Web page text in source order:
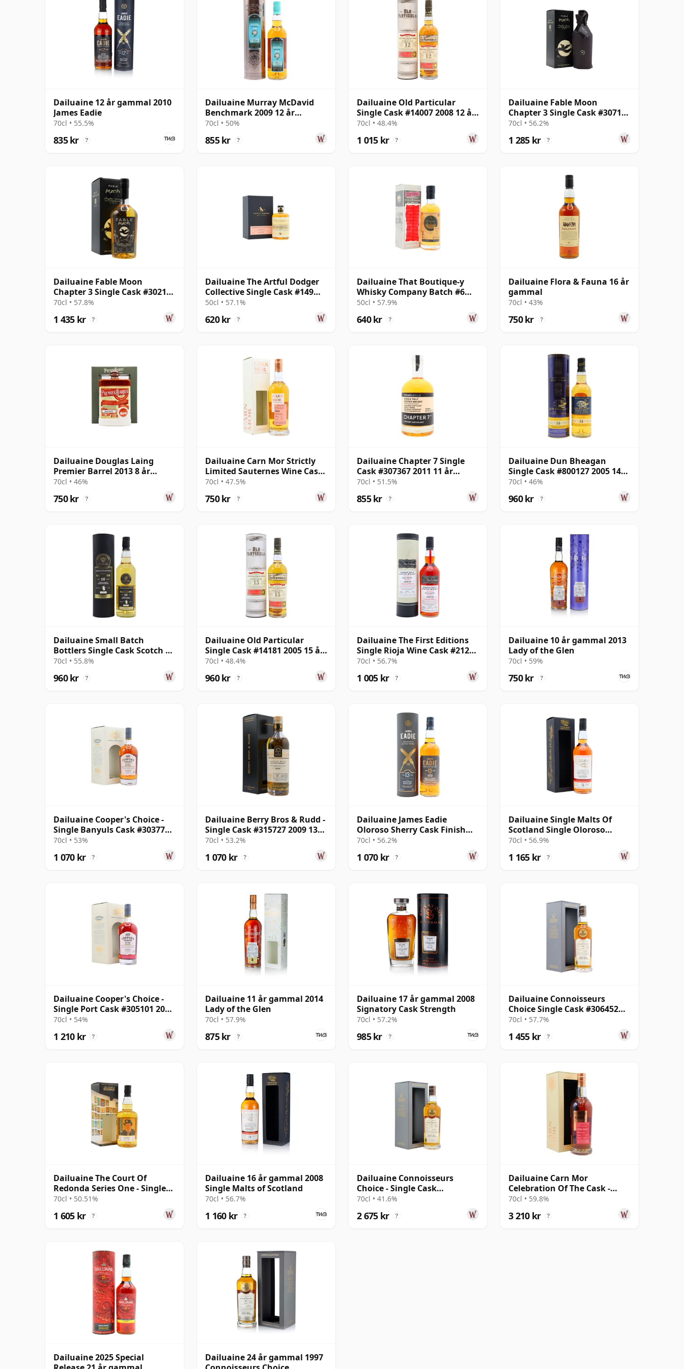
Dailuaine 12 år gammal 2010
James Eadie
70cl • 55.5%
835 kr ?
Dailuaine Murray McDavid
Benchmark 2009 12 år
gammal
70cl • 50%
855 kr ?
Dailuaine Old Particular
Single Cask #14007 2008 12 år
gammal
70cl • 48.4%
1 015 kr ?
Dailuaine Fable Moon
Chapter 3 Single Cask #307138
2009 12 år gammal
70cl • 56.2%
1 285 kr ?
Dailuaine Fable Moon
Chapter 3 Single Cask #302169
2010 12 år gammal
70cl • 57.8%
1 435 kr ?
Dailuaine The Artful Dodger
Collective Single Cask #149
2007 16 år gammal
50cl • 57.1%
620 kr ?
Dailuaine That Boutique-y
Whisky Company Batch #6
Single Mal 2015 6 år gammal
50cl • 57.9%
640 kr ?
Dailuaine Flora & Fauna 16 år
gammal
70cl • 43%
750 kr ?
Dailuaine Douglas Laing
Premier Barrel 2013 8 år
gammal
70cl • 46%
750 kr ?
Dailuaine Carn Mor Strictly
Limited Sauternes Wine Cask
Fini 2012 9 år gammal
70cl • 47.5%
750 kr ?
Dailuaine Chapter 7 Single
Cask #307367 2011 11 år
gammal
70cl • 51.5%
855 kr ?
Dailuaine Dun Bheagan
Single Cask #800127 2005 14
år gammal
70cl • 46%
960 kr ?
Dailuaine Small Batch
Bottlers Single Cask Scotch 10
år gammal
70cl • 55.8%
960 kr ?
Dailuaine Old Particular
Single Cask #14181 2005 15 år
gammal
70cl • 48.4%
960 kr ?
Dailuaine The First Editions
Single Rioja Wine Cask #21215
2009 15 år gammal
70cl • 56.7%
1 005 kr ?
Dailuaine 10 år gammal 2013
Lady of the Glen
70cl • 59%
750 kr ?
Dailuaine Cooper's Choice -
Single Banyuls Cask #303777
2010 11 år gammal
70cl • 53%
1 070 kr ?
Dailuaine Berry Bros & Rudd -
Single Cask #315727 2009 13
år gammal
70cl • 53.2%
1 070 kr ?
Dailuaine James Eadie
Oloroso Sherry Cask Finish
Single Malt 2007 13 år
70cl • 56.2%
1 070 kr ?
Dailuaine Single Malts Of
Scotland Single Oloroso
Sherry Cas 2008 16 år gammal
70cl • 56.9%
1 165 kr ?
Dailuaine Cooper's Choice -
Single Port Cask #305101 2011
11 år gammal
70cl • 54%
1 210 kr ?
Dailuaine 11 år gammal 2014
Lady of the Glen
70cl • 57.9%
875 kr ?
Dailuaine 17 år gammal 2008
Signatory Cask Strength
70cl • 57.2%
985 kr ?
Dailuaine Connoisseurs
Choice Single Cask #306452
2009 14 år gammal
70cl • 57.7%
1 455 kr ?
Dailuaine The Court Of
Redonda Series One - Single
Malt 2009 14 år gammal
70cl • 50.51%
1 605 kr ?
Dailuaine 16 år gammal 2008
Single Malts of Scotland
70cl • 56.7%
1 160 kr ?
Dailuaine Connoisseurs
Choice - Single Cask
#11096201 1997 24 år gammal
70cl • 41.6%
2 675 kr ?
Dailuaine Carn Mor
Celebration Of The Cask -
Single Cask #94 1997 24 år
70cl • 59.8%
3 210 kr ?
Dailuaine 2025 Special
Dailuaine 24 år gammal 1997